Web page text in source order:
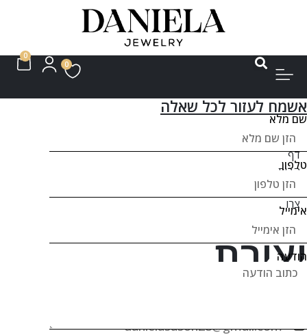
0
0
דף
הבית
»
צרו
יצירת
קשר
danielasason28@gmail.com
אשמח לעזור לכל שאלה
שם מלא
טלפון
אימייל
הודעה